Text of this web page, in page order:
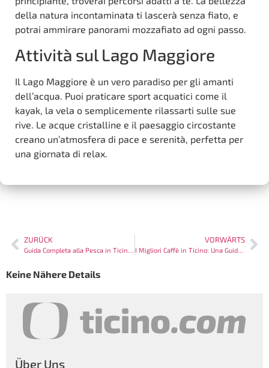
della natura incontaminata ti lascerà senza fiato, e
potrai ammirare panorami mozzafiato ad ogni passo.
Attività sul Lago Maggiore
Il Lago Maggiore è un vero paradiso per gli amanti
dell’acqua. Puoi praticare sport acquatici come il
kayak, la vela o semplicemente rilassarti sulle sue
rive. Le acque cristalline e il paesaggio circostante
creano un’atmosfera di pace e serenità, perfetta per
una giornata di relax.
ZURÜCK
Guida Completa alla Pesca in Ticino: I Migliori Luoghi e Tecniche
VORWÄRTS
I Migliori Caffè in Ticino: Una Guida Completa
Keine Nähere Details
Über Uns